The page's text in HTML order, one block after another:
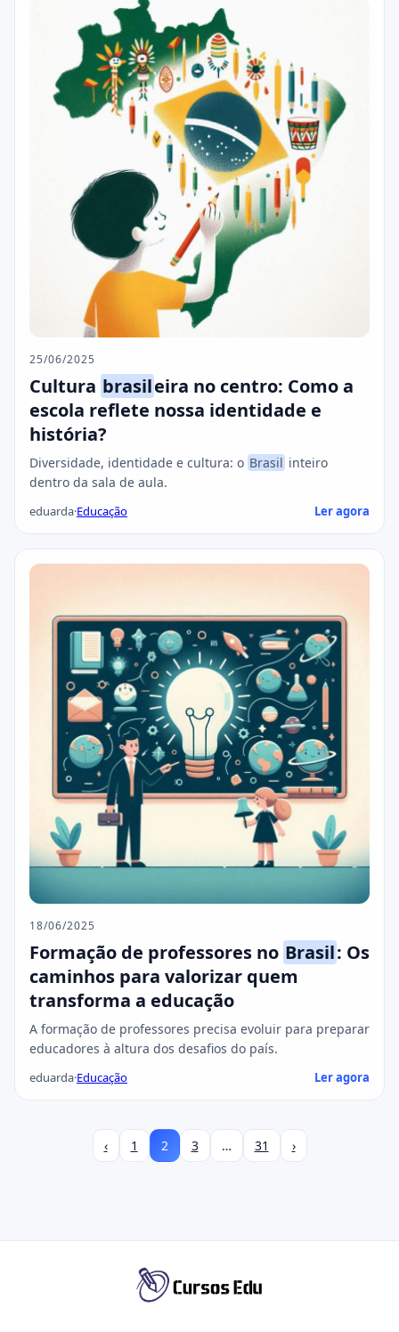
25/06/2025
Cultura brasileira no centro: Como a
escola reflete nossa identidade e
história?
Diversidade, identidade e cultura: o Brasil inteiro
dentro da sala de aula.
eduarda·Educação Ler agora
18/06/2025
Formação de professores no Brasil: Os
caminhos para valorizar quem
transforma a educação
A formação de professores precisa evoluir para preparar
educadores à altura dos desafios do país.
eduarda·Educação Ler agora
‹ 1 2 3 … 31 ›